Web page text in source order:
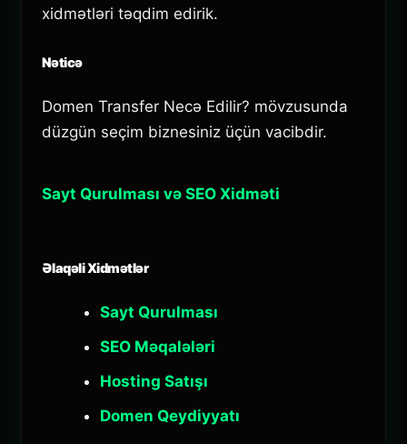
xidmətləri təqdim edirik.
Nəticə
Domen Transfer Necə Edilir? mövzusunda
düzgün seçim biznesiniz üçün vacibdir.
Sayt Qurulması və SEO Xidməti
Əlaqəli Xidmətlər
Sayt Qurulması
SEO Məqalələri
Hosting Satışı
Domen Qeydiyyatı